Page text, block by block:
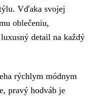
Vďaka svojej
oblečeniu,
detail na každý
rýchlym módnym
pravý hodváb je